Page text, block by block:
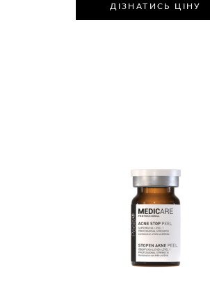
ДІЗНАТИСЬ ЦІНУ
Купити в 1 клік